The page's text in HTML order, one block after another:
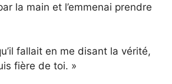
la main et l’emmenai prendre
fallait en me disant la vérité,
fière de toi. »